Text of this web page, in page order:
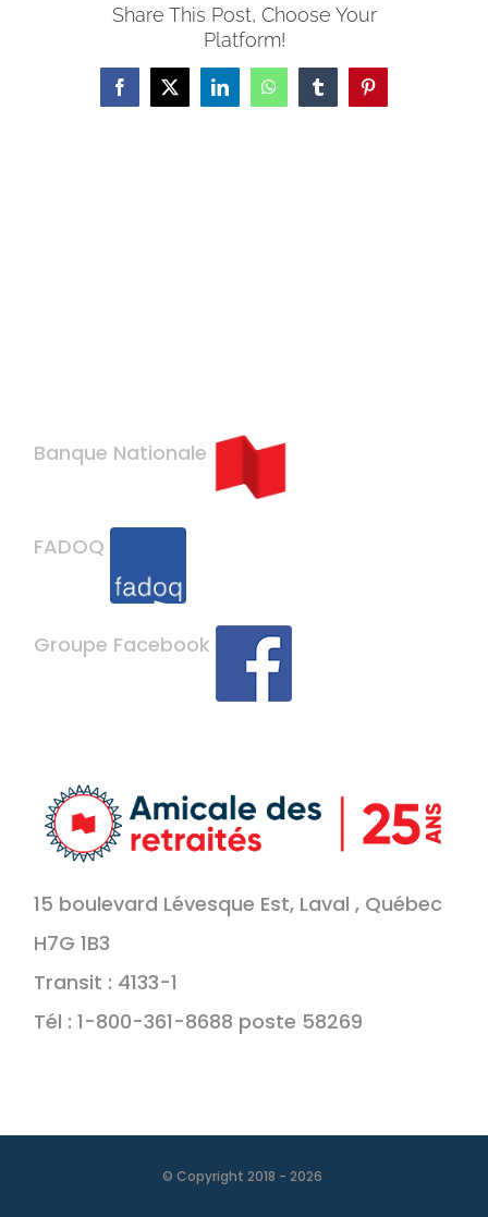
Share This Post, Choose Your
Platform!
Facebook
X LinkedInWhatsAppTumblrPinterest
Banque Nationale
FADOQ
Groupe Facebook
15 boulevard Lévesque Est, Laval , Québec
H7G 1B3
Transit : 4133-1
Tél : 1-800-361-8688 poste 58269
© Copyright 2018 - 2026